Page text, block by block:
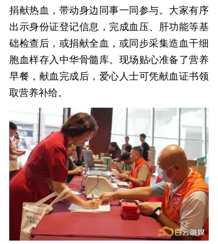
捐献热血，带动身边同事一同参与。大家有序
出示身份证登记信息，完成血压、肝功能等基
础检查后，或捐献全血，或同步采集造血干细
胞血样存入中华骨髓库。现场贴心准备了营养
早餐，献血完成后，爱心人士可凭献血证书领
取营养补给。